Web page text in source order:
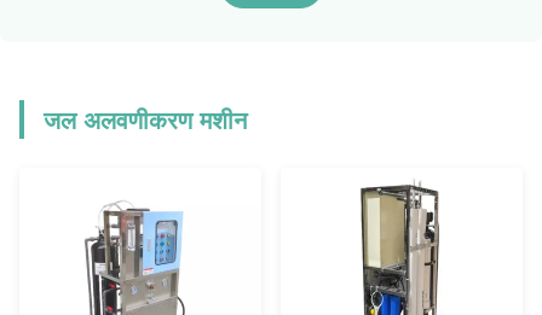
जल अलवणीकरण मशीन